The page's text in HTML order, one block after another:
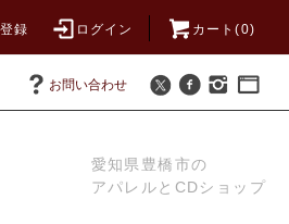
録 ログイン カート(0)
お問い合わせ
愛知県豊橋市の
アパレルとCDショップ